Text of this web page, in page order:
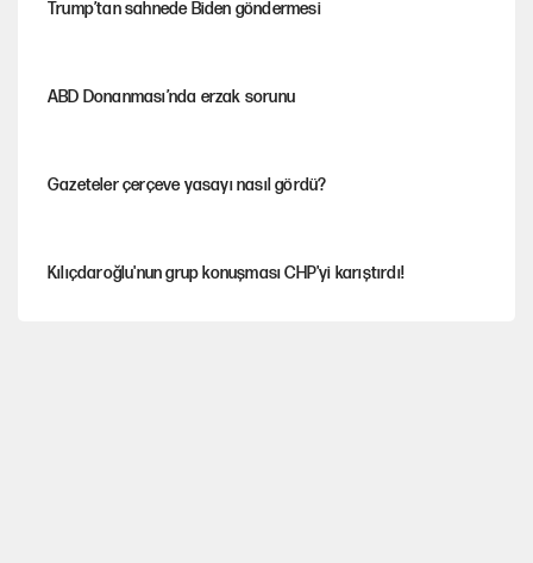
Trump’tan sahnede Biden göndermesi
ABD Donanması’nda erzak sorunu
Gazeteler çerçeve yasayı nasıl gördü?
Kılıçdaroğlu'nun grup konuşması CHP'yi karıştırdı!